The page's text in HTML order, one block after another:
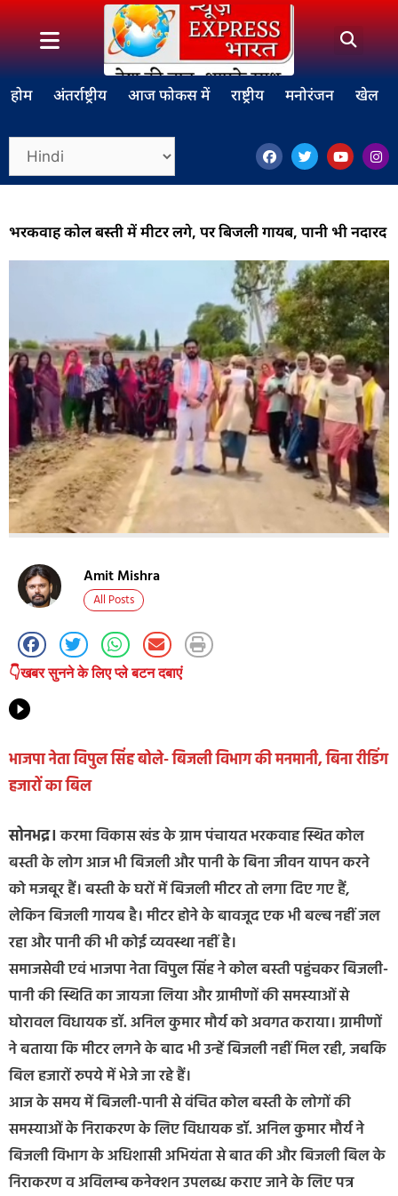
होम अंतर्राष्ट्रीय आज फोकस में राष्ट्रीय मनोरंजन खेल
भरकवाह कोल बस्ती में मीटर लगे, पर बिजली गायब, पानी भी नदारद
Amit Mishra
All Posts
👇खबर सुनने के लिए प्ले बटन दबाएं
भाजपा नेता विपुल सिंह बोले- बिजली विभाग की मनमानी, बिना रीडिंग
हजारों का बिल
सोनभद्र।करमा विकास खंड के ग्राम पंचायत भरकवाह स्थित कोल
बस्ती के लोग आज भी बिजली और पानी के बिना जीवन यापन करने
को मजबूर हैं। बस्ती के घरों में बिजली मीटर तो लगा दिए गए हैं,
लेकिन बिजली गायब है। मीटर होने के बावजूद एक भी बल्ब नहीं जल
रहा और पानी की भी कोई व्यवस्था नहीं है।
समाजसेवी एवं भाजपा नेता विपुल सिंह ने कोल बस्ती पहुंचकर बिजली-
पानी की स्थिति का जायजा लिया और ग्रामीणों की समस्याओं से
घोरावल विधायक डॉ. अनिल कुमार मौर्य को अवगत कराया। ग्रामीणों
ने बताया कि मीटर लगने के बाद भी उन्हें बिजली नहीं मिल रही, जबकि
बिल हजारों रुपये में भेजे जा रहे हैं।
आज के समय में बिजली-पानी से वंचित कोल बस्ती के लोगों की
समस्याओं के निराकरण के लिए विधायक डॉ. अनिल कुमार मौर्य ने
बिजली विभाग के अधिशासी अभियंता से बात की और बिजली बिल के
निराकरण व अविलम्ब कनेक्शन उपलब्ध कराए जाने के लिए पत्र